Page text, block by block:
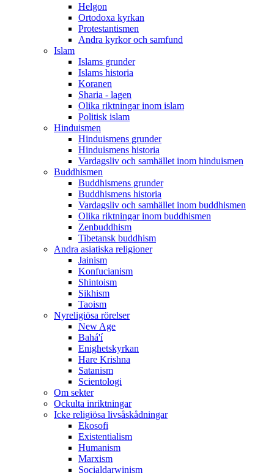
Helgon
Ortodoxa kyrkan
Protestantismen
Andra kyrkor och samfund
Islam
Islams grunder
Islams historia
Koranen
Sharia - lagen
Olika riktningar inom islam
Politisk islam
Hinduismen
Hinduismens grunder
Hinduismens historia
Vardagsliv och samhället inom hinduismen
Buddhismen
Buddhismens grunder
Buddhismens historia
Vardagsliv och samhället inom buddhismen
Olika riktningar inom buddhismen
Zenbuddhism
Tibetansk buddhism
Andra asiatiska religioner
Jainism
Konfucianism
Shintoism
Sikhism
Taoism
Nyreligiösa rörelser
New Age
Bahá'í
Enighetskyrkan
Hare Krishna
Satanism
Scientologi
Om sekter
Ockulta inriktningar
Icke religiösa livsåskådningar
Ekosofi
Existentialism
Humanism
Marxism
Socialdarwinism